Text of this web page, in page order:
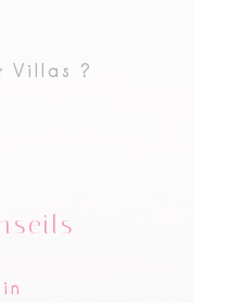
Villas ?